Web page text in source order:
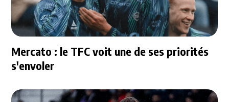
Mercato : le TFC voit une de ses priorités
s'envoler